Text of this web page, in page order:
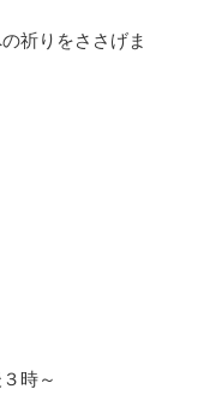
祈りをささげま
時～